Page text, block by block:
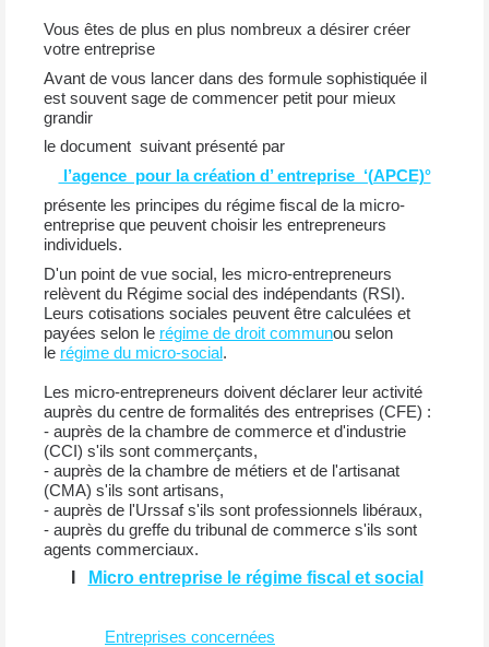
Vous êtes de plus en plus nombreux a désirer créer
votre entreprise
Avant de vous lancer dans des formule sophistiquée il
est souvent sage de commencer petit pour mieux
grandir
le document suivant présenté par
l’agence pour la création d’ entreprise ‘(APCE)°
présente les principes du régime fiscal de la micro-
entreprise que peuvent choisir les entrepreneurs
individuels.
D'un point de vue social, les micro-entrepreneurs
relèvent du Régime social des indépendants (RSI).
Leurs cotisations sociales peuvent être calculées et
payées selon le régime de droit communou selon
le régime du micro-social.
Les micro-entrepreneurs doivent déclarer leur activité
auprès du centre de formalités des entreprises (CFE) :
- auprès de la chambre de commerce et d'industrie
(CCI) s'ils sont commerçants,
- auprès de la chambre de métiers et de l'artisanat
(CMA) s'ils sont artisans,
- auprès de l'Urssaf s'ils sont professionnels libéraux,
- auprès du greffe du tribunal de commerce s'ils sont
agents commerciaux.
Micro entreprise le régime fiscal et social
Entreprises concernées